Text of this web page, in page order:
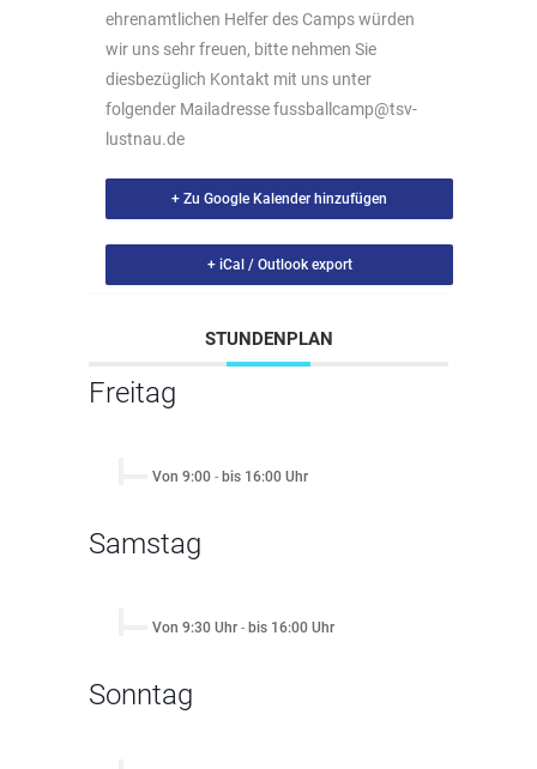
ehrenamtlichen Helfer des Camps würden
wir uns sehr freuen, bitte nehmen Sie
diesbezüglich Kontakt mit uns unter
folgender Mailadresse fussballcamp@tsv-
lustnau.de
+ Zu Google Kalender hinzufügen
+ iCal / Outlook export
STUNDENPLAN
Freitag
Von 9:00 - bis 16:00 Uhr
Samstag
Von 9:30 Uhr - bis 16:00 Uhr
Sonntag